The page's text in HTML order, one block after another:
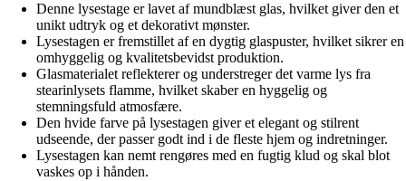
Denne lysestage er lavet af mundblæst glas, hvilket giver den et
unikt udtryk og et dekorativt mønster.
Lysestagen er fremstillet af en dygtig glaspuster, hvilket sikrer en
omhyggelig og kvalitetsbevidst produktion.
Glasmaterialet reflekterer og understreger det varme lys fra
stearinlysets flamme, hvilket skaber en hyggelig og
stemningsfuld atmosfære.
Den hvide farve på lysestagen giver et elegant og stilrent
udseende, der passer godt ind i de fleste hjem og indretninger.
Lysestagen kan nemt rengøres med en fugtig klud og skal blot
vaskes op i hånden.